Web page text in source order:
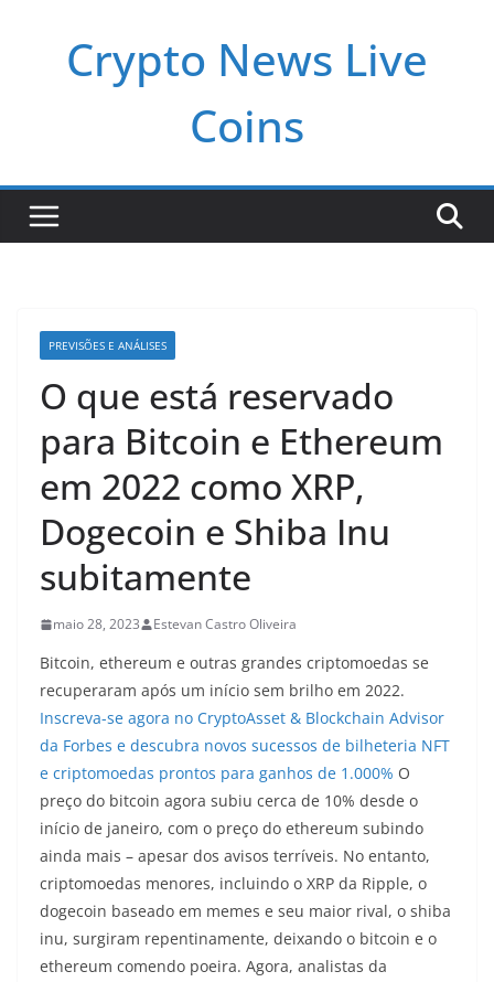
Crypto News Live
Coins
PREVISÕES E ANÁLISES
O que está reservado
para Bitcoin e Ethereum
em 2022 como XRP,
Dogecoin e Shiba Inu
subitamente
maio 28, 2023 Estevan Castro Oliveira
Bitcoin, ethereum e outras grandes criptomoedas se
recuperaram após um início sem brilho em 2022.
Inscreva-se agora no CryptoAsset & Blockchain Advisor
da Forbes e descubra novos sucessos de bilheteria NFT
e criptomoedas prontos para ganhos de 1.000% O
preço do bitcoin agora subiu cerca de 10% desde o
início de janeiro, com o preço do ethereum subindo
ainda mais – apesar dos avisos terríveis. No entanto,
criptomoedas menores, incluindo o XRP da Ripple, o
dogecoin baseado em memes e seu maior rival, o shiba
inu, surgiram repentinamente, deixando o bitcoin e o
ethereum comendo poeira. Agora, analistas da